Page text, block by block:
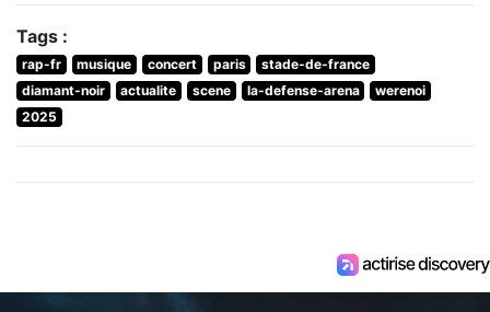
Tags :
rap-fr musique concert paris
stade-de-france
diamant-noir
actualite scene la-defense-arena
werenoi
2025